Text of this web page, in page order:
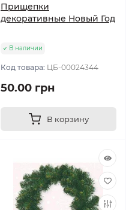
Прищепки
декоративные Новый Год
В наличии
Код товара: ЦБ-00024344
50.00 грн
В корзину